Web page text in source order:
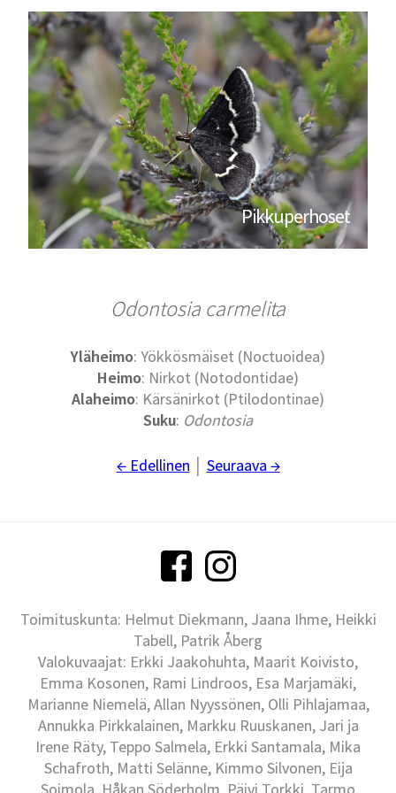
Pikkuperhoset
Odontosia carmelita
Yläheimo: Yökkösmäiset (Noctuoidea)
Heimo: Nirkot (Notodontidae)
Alaheimo: Kärsänirkot (Ptilodontinae)
Suku: Odontosia
← Edellinen Seuraava →
Toimituskunta: Helmut Diekmann, Jaana Ihme, Heikki
Tabell, Patrik Åberg
Valokuvaajat: Erkki Jaakohuhta, Maarit Koivisto,
Emma Kosonen, Rami Lindroos, Esa Marjamäki,
Marianne Niemelä, Allan Nyyssönen, Olli Pihlajamaa,
Annukka Pirkkalainen, Markku Ruuskanen, Jari ja
Irene Räty, Teppo Salmela, Erkki Santamala, Mika
Schafroth, Matti Selänne, Kimmo Silvonen, Eija